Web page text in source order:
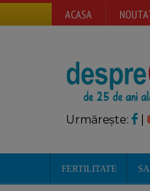
ACASA
Urmărește:
FERTILITATE